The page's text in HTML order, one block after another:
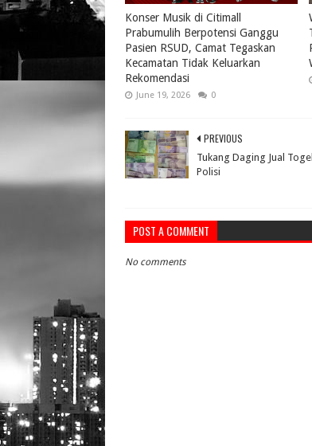
Konser Musik di Citimall
Prabumulih Berpotensi Ganggu
Pasien RSUD, Camat Tegaskan
Kecamatan Tidak Keluarkan
Rekomendasi
June 19, 2026 0
PREVIOUS
Tukang Daging Jual
Polisi
POST A COMMENT
No comments